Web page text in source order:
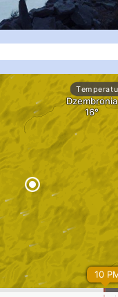
...
pimrec_project